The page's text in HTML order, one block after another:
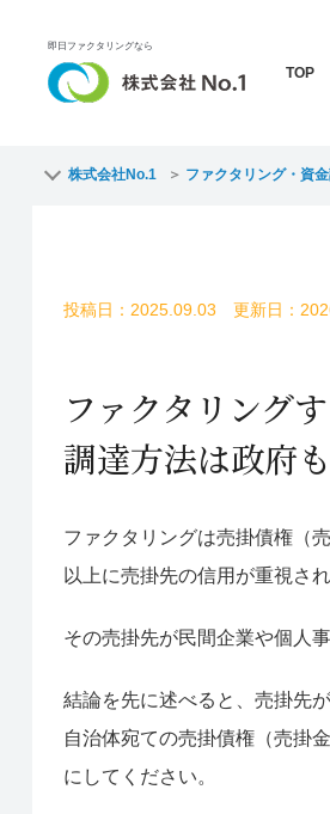
即日ファクタリングなら
TOP
株式会社No.1 ファクタリング・資
投稿日：2025.09.03 更新日：
ファクタリング
調達方法は政府
ファクタリングは売掛債権（
以上に売掛先の信用が重視され
その売掛先が民間企業や個人
結論を先に述べると、売掛先
自治体宛ての売掛債権（売掛
にしてください。